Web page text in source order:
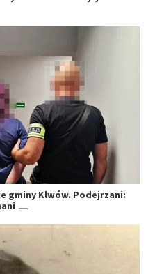
gminy Klwów. Podejrzani: